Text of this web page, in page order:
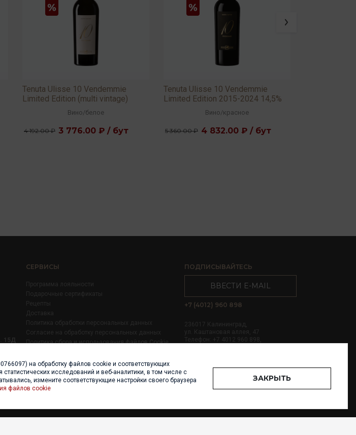
Tenuta Ulisse 10 Vendemmie
Limited Edition (multi vintage)
Вино/белое
4 192.00 ₽ 3 776.00 ₽ / бут
Tenuta Ulisse 10 Vendemmie
Limited Edition 2015-2024 14,5%
Вино/красное
5 360.00 ₽ 4 832.00 ₽ / бут
15Д
СЕРВИСЫ
Программа лояльности
Подарочные сертификаты
Рецепты
Доставка
Политика обработки персональных данных
Согласие на обработку персональных данных
Политика сбора и использования файлов Cookie
ПОДПИСЫВАЙТЕСЬ
ВВЕСТИ E-MAIL
+7 (4012) 960 898
236017 Калининград,
ул. Каштановая аллея, 47
Телефон: +7 4012 960 898,
на обработку файлов cookie и соответствующих
исследований и веб-аналитики, в том числе с
измените соответствующие настройки своего браузера
файлов cookie
ЗАКРЫТЬ